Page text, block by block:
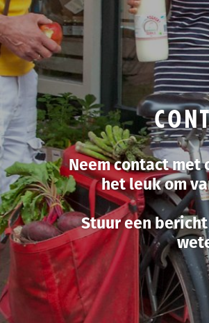
Neem contact met
het leuk om
Stuur een